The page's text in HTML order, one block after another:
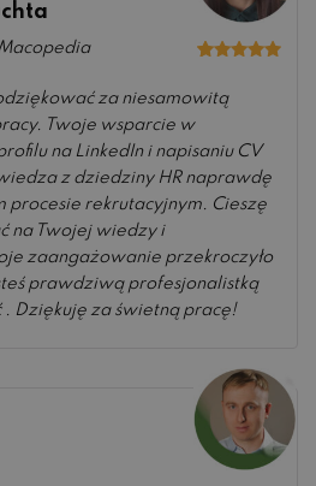
za niesamowitą
Twoje wsparcie w
na LinkedIn i napisaniu CV
z dziedziny HR naprawdę
procesie rekrutacyjnym. Cieszę
na Twojej wiedzy i
zaangażowanie przekroczyło
prawdziwą profesjonalistką
. Dziękuję za świetną pracę!